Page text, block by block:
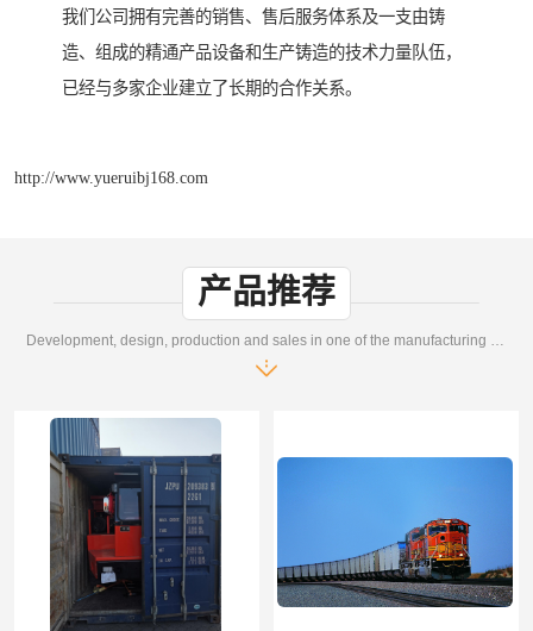
我们公司拥有完善的销售、售后服务体系及一支由铸
造、组成的精通产品设备和生产铸造的技术力量队伍，
已经与多家企业建立了长期的合作关系。
http://www.yueruibj168.com
产品推荐